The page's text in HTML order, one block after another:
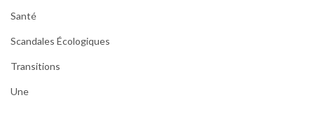
Santé
Scandales Écologiques
Transitions
Une